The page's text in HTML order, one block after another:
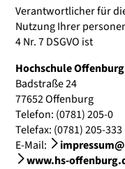
Verantwortlicher für
Nutzung Ihrer
4 Nr. 7 DSGVO ist
Hochschule Offenburg
Badstraße 24
77652 Offenburg
Telefon: (0781) 205-0
Telefax: (0781) 205-333
E-Mail:
www.hs-